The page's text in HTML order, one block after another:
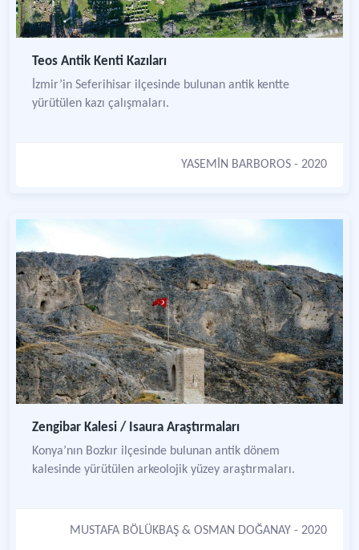
Teos Antik Kenti Kazıları
İzmir’in Seferihisar ilçesinde bulunan antik kentte
yürütülen kazı çalışmaları.
YASEMİN BARBOROS - 2020
Zengibar Kalesi / Isaura Araştırmaları
Konya’nın Bozkır ilçesinde bulunan antik dönem
kalesinde yürütülen arkeolojik yüzey araştırmaları.
MUSTAFA BÖLÜKBAŞ & OSMAN DOĞANAY - 2020